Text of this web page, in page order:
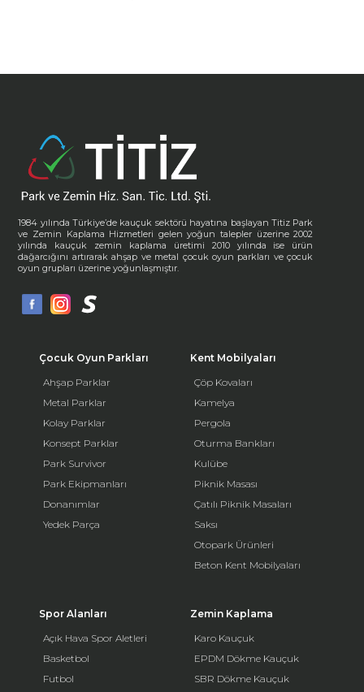
1984 yılında Türkiye’de kauçuk sektörü hayatına başlayan Titiz Park
ve Zemin Kaplama Hizmetleri gelen yoğun talepler üzerine 2002
yılında kauçuk zemin kaplama üretimi 2010 yılında ise ürün
dağarcığını artırarak ahşap ve metal çocuk oyun parkları ve çocuk
oyun grupları üzerine yoğunlaşmıştır.
Çocuk Oyun Parkları
Ahşap Parklar
Metal Parklar
Kolay Parklar
Konsept Parklar
Park Survivor
Park Ekipmanları
Donanımlar
Yedek Parça
Kent Mobilyaları
Çöp Kovaları
Kamelya
Pergola
Oturma Bankları
Kulübe
Piknik Masası
Çatılı Piknik Masaları
Saksı
Otopark Ürünleri
Beton Kent Mobilyaları
Spor Alanları
Açık Hava Spor Aletleri
Basketbol
Futbol
Zemin Kaplama
Karo Kauçuk
EPDM Dökme Kauçuk
SBR Dökme Kauçuk